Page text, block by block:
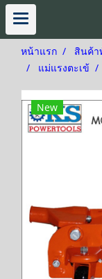
หน้าแรก สินค้า
แม่แรงตะเข้
New